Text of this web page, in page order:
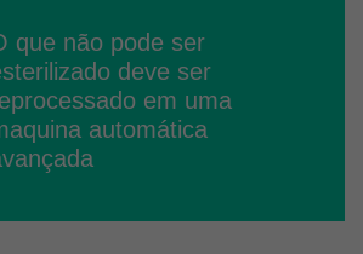
que não pode ser
deve ser
em uma
automática